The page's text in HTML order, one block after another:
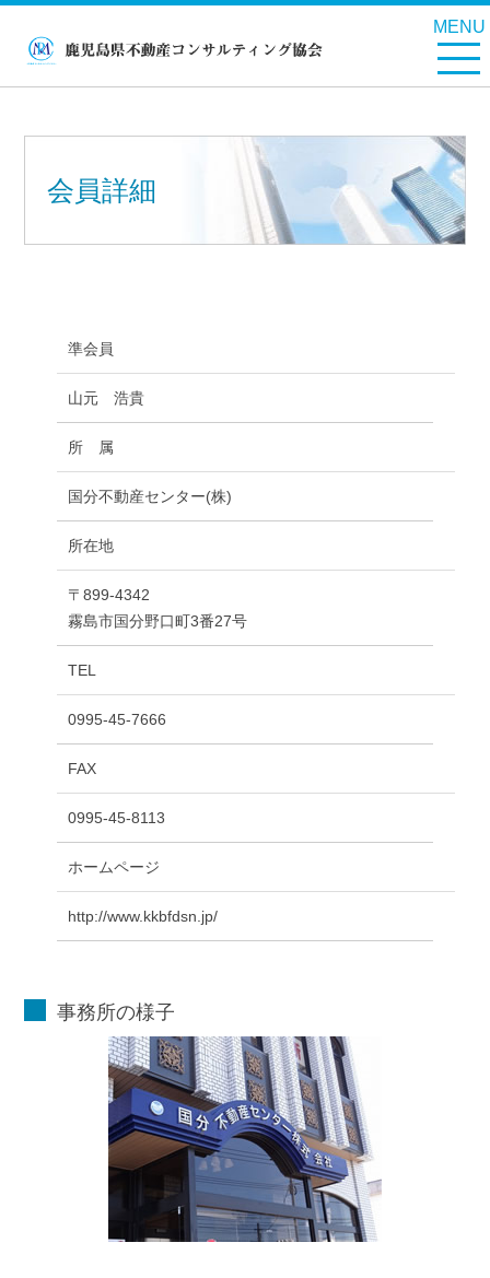
MENU
会員詳細
準会員
山元 浩貴
所 属
国分不動産センター(株)
所在地
〒899-4342
霧島市国分野口町3番27号
TEL
0995-45-7666
FAX
0995-45-8113
ホームページ
http://www.kkbfdsn.jp/
事務所の様子